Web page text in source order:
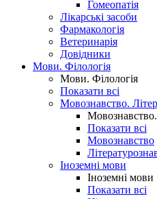
Гомеопатія
Лікарські засоби
Фармакологія
Ветеринарія
Довідники
Мови. Філологія
Мови. Філологія
Показати всі
Мовознавство.
Показати всі
Мовознавство
Іноземні мови
Іноземні мови
Показати всі